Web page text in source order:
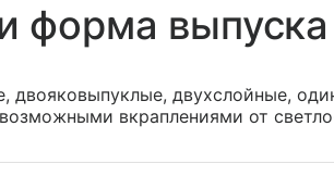
форма
двояковыпуклые, двухслойные,
вкраплениями от